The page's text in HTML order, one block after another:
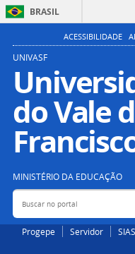
BRASIL
ACESSIBILIDADE
UNIVASF
do Vale
MINISTÉRIO DA EDUCAÇÃO
Buscar no portal
Progepe Servidor